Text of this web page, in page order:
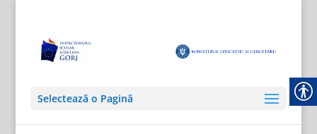
Selectează o Pagină